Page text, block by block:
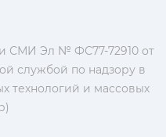
СМИ Эл № ФС77-72910 от
службой по надзору в
технологий и массовых